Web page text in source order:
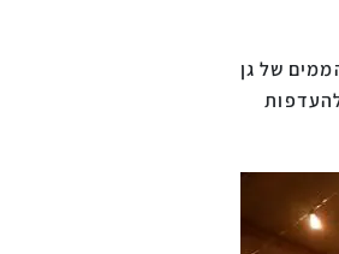
בחו"ל, במיקום מרכזי ונוח להגעה בין פרדסי רחובות ועל פני 20 דונם מהממים של גן
וגם בפנים בהתאם להעדפות